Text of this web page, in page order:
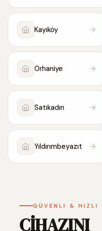
Kayıköy
Orhaniye
Satıkadın
Yıldırımbeyazıt
GÜVENLI & HIZLI
CİHAZINI